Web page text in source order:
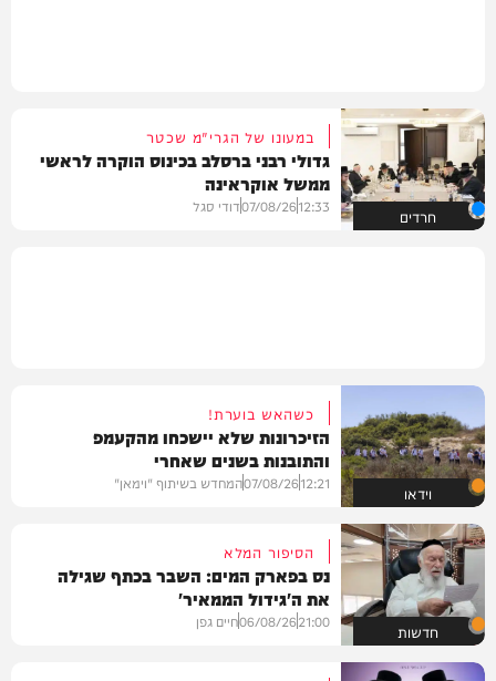
חרדים
במעונו של הגרי"מ שכטר
גדולי רבני ברסלב בכינוס הוקרה לראשי
ממשל אוקראינה
12:33
07/08/26דודי סגל
וידאו
כשהאש בוערת!
הזיכרונות שלא יישכחו מהקעמפ
והתובנות בשנים שאחרי
12:21
07/08/26המחדש בשיתוף "וימאן"
חדשות
הסיפור המלא
נס בפארק המים: השבר בכתף שגילה
את ה'גידול הממאיר'
21:00
06/08/26חיים גפן